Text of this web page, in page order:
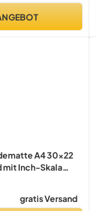
A4 30x22
mit Inch-Skala
gratis Versand